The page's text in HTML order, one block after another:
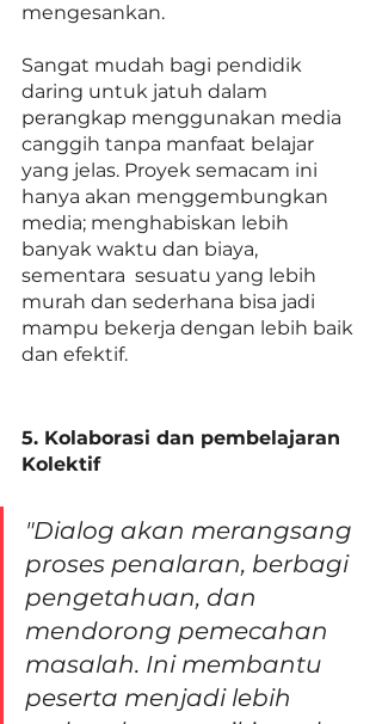
mengesankan.
Sangat mudah bagi pendidik
daring untuk jatuh dalam
perangkap menggunakan media
canggih tanpa manfaat belajar
yang jelas. Proyek semacam ini
hanya akan menggembungkan
media; menghabiskan lebih
banyak waktu dan biaya,
sementara  sesuatu yang lebih
murah dan sederhana bisa jadi
mampu bekerja dengan lebih baik
dan efektif.
5. Kolaborasi dan pembelajaran
Kolektif
"Dialog akan merangsang
proses penalaran, berbagi
pengetahuan, dan
mendorong pemecahan
masalah. Ini membantu
peserta menjadi lebih